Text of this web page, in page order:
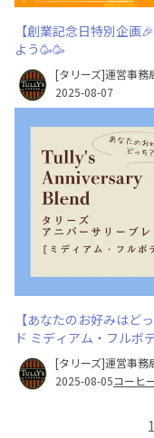
【創業記念日特別企画
よう🥳🥳
[タリーズ]運営事務
2025-08-07
【あなたのお好みはど
ド ミディアム・フルボデ
[タリーズ]運営事務
2025-08-05コーヒ